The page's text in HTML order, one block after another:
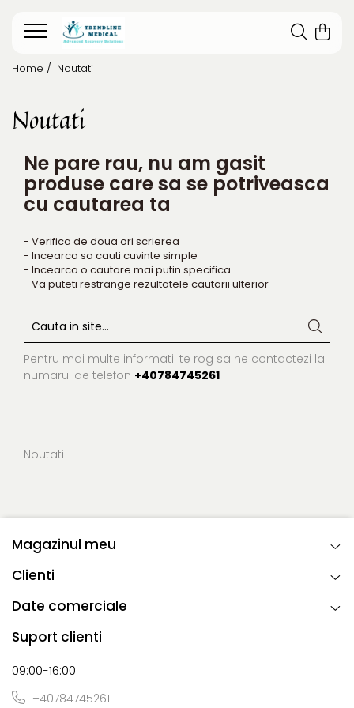
Home / Noutati
Noutati
Ne pare rau, nu am gasit
produse care sa se potriveasca
cu cautarea ta
- Verifica de doua ori scrierea
- Incearca sa cauti cuvinte simple
- Incearca o cautare mai putin specifica
- Va puteti restrange rezultatele cautarii ulterior
Pentru mai multe informatii te rog sa ne contactezi la
numarul de telefon +40784745261
Noutati
Magazinul meu
Clienti
Date comerciale
Suport clienti
09:00-16:00
+40784745261